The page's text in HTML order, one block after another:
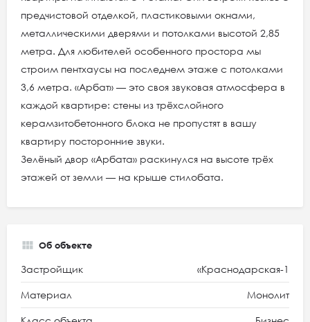
предчистовой отделкой, пластиковыми окнами,
металлическими дверями и потолками высотой 2,85
метра. Для любителей особенного простора мы
строим пентхаусы на последнем этаже с потолками
3,6 метра. «Арбат» — это своя звуковая атмосфера в
каждой квартире: стены из трёхслойного
керамзитобетонного блока не пропустят в вашу
квартиру посторонние звуки.
Зелёный двор «Арбата» раскинулся на высоте трёх
этажей от земли — на крыше стилобата.
Об объекте
Застройщик «Краснодарская-1
Материал Монолит